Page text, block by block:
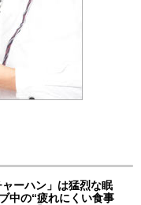
ーハン」は猛烈な眠
中の“疲れにくい食事